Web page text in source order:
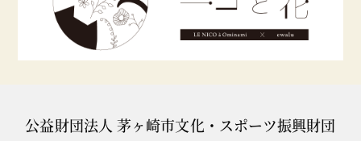
公益財団法人 茅ヶ崎市文化・スポーツ振興財団